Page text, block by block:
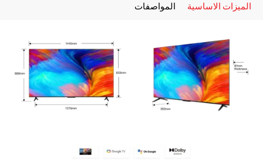
الميزات الاساسية المواصفات